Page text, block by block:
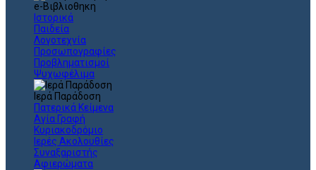
e-Βιβλιοθηκη
Ιστορικά
Παιδεία
Λογοτεχνία
Προσωπογραφίες
Προβληματισμοί
Ψυχωφέλιμα
Ιερά Παράδοση
Πατερικά Κείμενα
Αγία Γραφή
Κυριακοδρόμιο
Ιερές Ακολουθίες
Συναξαριστής
Αφιερώματα